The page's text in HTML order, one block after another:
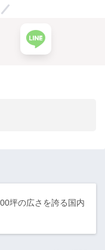
坪の広さを誇る国内